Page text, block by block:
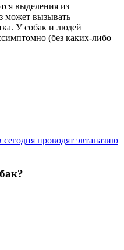
выделения из
может вызывать
У собак и людей
(без каких-либо
проводят эвтаназию